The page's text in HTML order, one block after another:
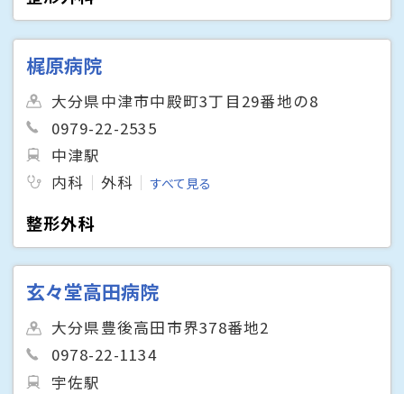
梶原病院
大分県中津市中殿町3丁目29番地の8
0979-22-2535
中津駅
内科
外科 すべて見る
整形外科
玄々堂高田病院
大分県豊後高田市界378番地2
0978-22-1134
宇佐駅